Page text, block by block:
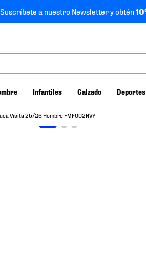
Suscríbete a nuestro Newsletter y obtén
Infantiles Calzado Deportes
Visita 25/26 Hombre FMF002NVY